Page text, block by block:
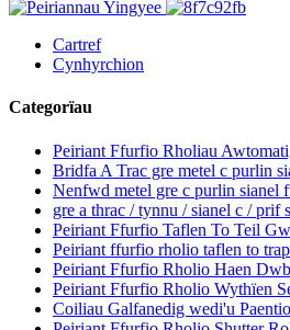
Cartref
Cynhyrchion
Categorïau
Peiriant Ffurfio Rholiau
Bridfa A Trac gre metel c purlin
Nenfwd metel gre c purlin sianel
gre a thrac / tynnu / sianel c /
Peiriant Ffurfio Taflen To Teil
Peiriant ffurfio rholio taflen to
Peiriant Ffurfio Rholio Haen
Peiriant Ffurfio Rholio Wythïen
Coiliau Galfanedig wedi'u